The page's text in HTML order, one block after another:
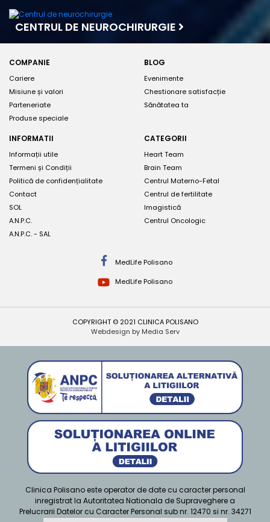
CENTRUL DE NEUROCHIRURGIE
COMPANIE
Cariere
Misiune și valori
Parteneriate
Produse speciale
BLOG
Evenimente
Chestionare satisfacție
Sănătatea ta
INFORMATII
Informații utile
Termeni și Condiții
Politică de confidențialitate
Contact
SOL
A.N.P.C.
A.N.P.C. - SAL
CATEGORII
Heart Team
Brain Team
Centrul Materno-Fetal
Centrul de fertilitate
Imagistică
Centrul Oncologic
MedLife Polisano
MedLife Polisano
COPYRIGHT © 2021 CLINICA POLISANO
Webdesign by Media Serv
Clinica Polisano este operator de date cu caracter personal
inregistrat la Autoritatea Nationala de Supraveghere a
Prelucrarii Datelor cu Caracter Personal sub nr. 12470 si nr. 34271